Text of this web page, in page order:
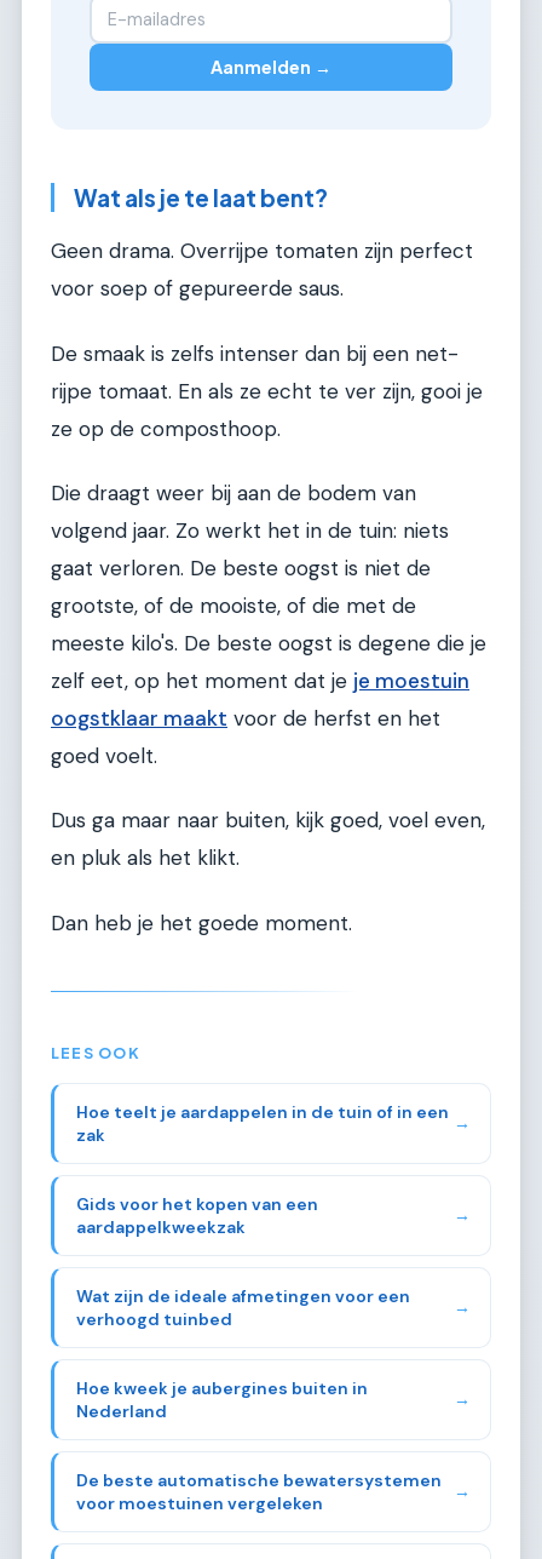
Aanmelden →
Wat als je te laat bent?
Geen drama. Overrijpe tomaten zijn perfect
voor soep of gepureerde saus.
De smaak is zelfs intenser dan bij een net-
rijpe tomaat. En als ze echt te ver zijn, gooi je
ze op de composthoop.
Die draagt weer bij aan de bodem van
volgend jaar. Zo werkt het in de tuin: niets
gaat verloren. De beste oogst is niet de
grootste, of de mooiste, of die met de
meeste kilo's. De beste oogst is degene die je
zelf eet, op het moment dat je je moestuin
oogstklaar maakt voor de herfst en het
goed voelt.
Dus ga maar naar buiten, kijk goed, voel even,
en pluk als het klikt.
Dan heb je het goede moment.
LEES OOK
Hoe teelt je aardappelen in de tuin of in een
zak
→
Gids voor het kopen van een
aardappelkweekzak
→
Wat zijn de ideale afmetingen voor een
verhoogd tuinbed
→
Hoe kweek je aubergines buiten in
Nederland
→
De beste automatische bewatersystemen
voor moestuinen vergeleken
→